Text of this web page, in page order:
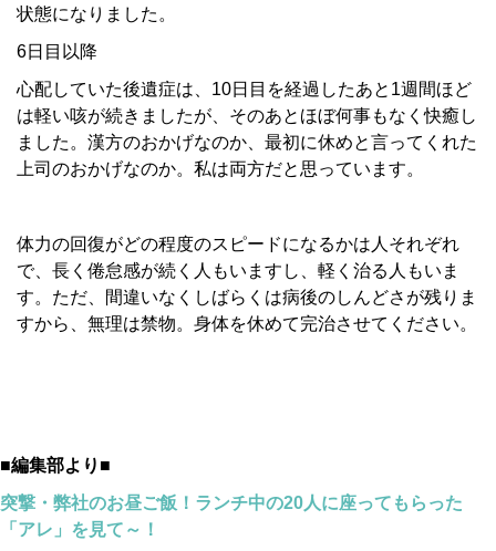
状態になりました。
6日目以降
心配していた後遺症は、10日目を経過したあと1週間ほど
は軽い咳が続きましたが、そのあとほぼ何事もなく快癒し
ました。漢方のおかげなのか、最初に休めと言ってくれた
上司のおかげなのか。私は両方だと思っています。
体力の回復がどの程度のスピードになるかは人それぞれ
で、長く倦怠感が続く人もいますし、軽く治る人もいま
す。ただ、間違いなくしばらくは病後のしんどさが残りま
すから、無理は禁物。身体を休めて完治させてください。
■編集部より■
突撃・弊社のお昼ご飯！ランチ中の20人に座ってもらった
「アレ」を見て～！